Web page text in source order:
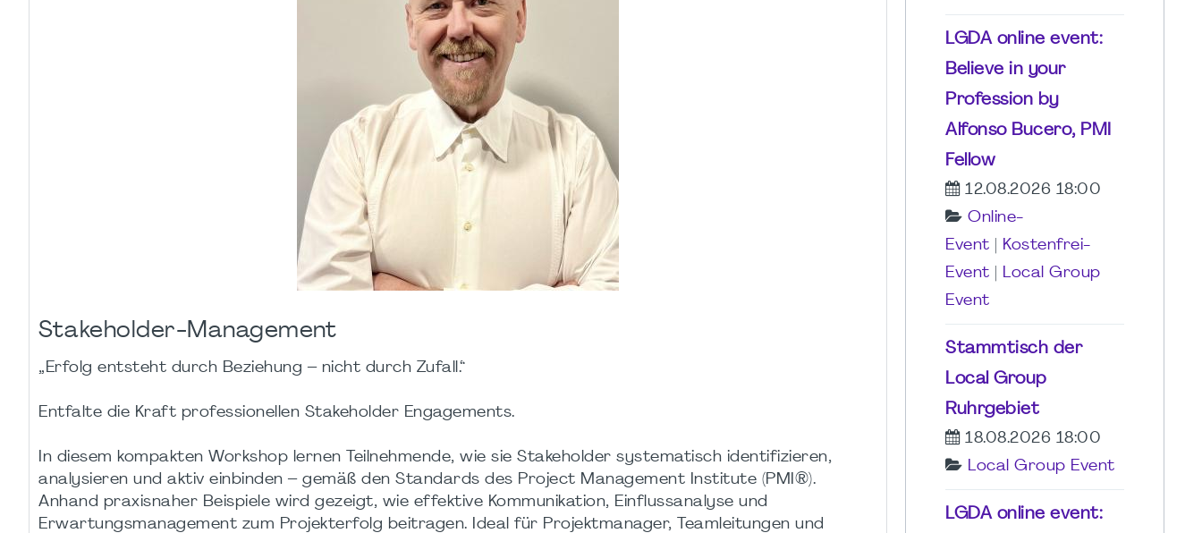
Stakeholder-Management
„Erfolg entsteht durch Beziehung – nicht durch Zufall.“​
Entfalte die Kraft professionellen Stakeholder Engagements.​
In diesem kompakten Workshop lernen Teilnehmende, wie sie Stakeholder systematisch identifizieren,
analysieren und aktiv einbinden – gemäß den Standards des Project Management Institute (PMI®).
Anhand praxisnaher Beispiele wird gezeigt, wie effektive Kommunikation, Einflussanalyse und
Erwartungsmanagement zum Projekterfolg beitragen. Ideal für Projektmanager, Teamleitungen und
LGDA online event:
Believe in your
Profession by
Alfonso Bucero, PMI
Fellow
12.08.2026 18:00
Online-
Event
Kostenfrei-
Event
Local Group
Event
Stammtisch der
Local Group
Ruhrgebiet
18.08.2026 18:00
Local Group Event
LGDA online event: